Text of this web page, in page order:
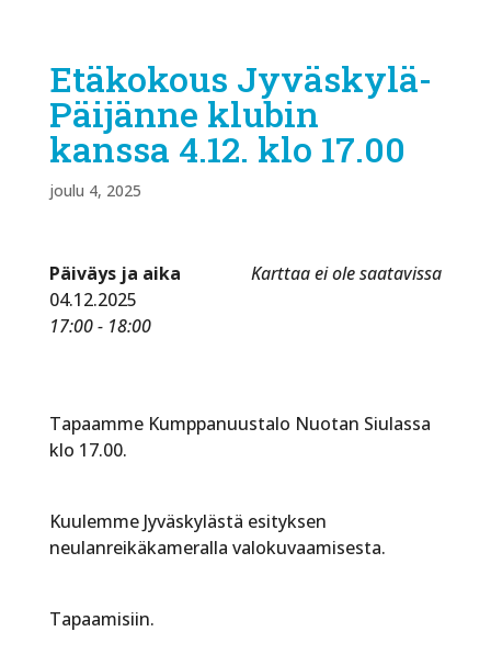
Etäkokous Jyväskylä-
Päijänne klubin
kanssa 4.12. klo 17.00
joulu 4, 2025
Karttaa ei ole saatavissa
Päiväys ja aika
04.12.2025
17:00 - 18:00
Tapaamme Kumppanuustalo Nuotan Siulassa
klo 17.00.
Kuulemme Jyväskylästä esityksen
neulanreikäkameralla valokuvaamisesta.
Tapaamisiin.